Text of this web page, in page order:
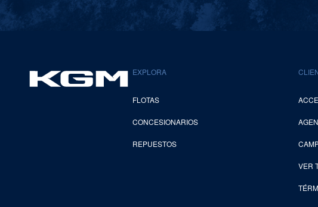
EXPLORA
FLOTAS
CONCESIONARIOS
REPUESTOS
VER